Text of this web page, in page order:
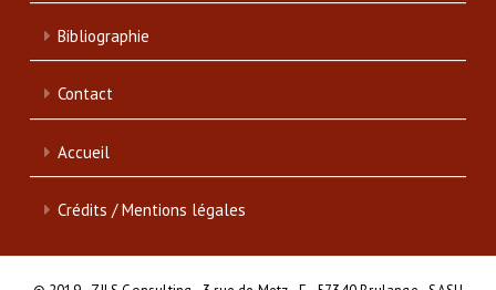
Bibliographie
Contact
Accueil
Crédits / Mentions légales